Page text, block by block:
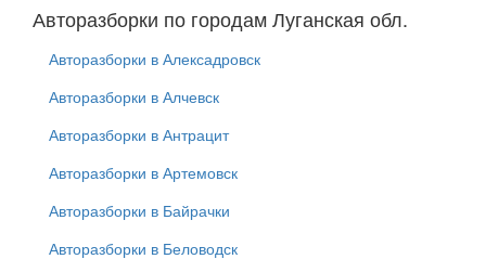
Авторазборки по городам Луганская обл.
Авторазборки в Алексадровск
Авторазборки в Алчевск
Авторазборки в Антрацит
Авторазборки в Артемовск
Авторазборки в Байрачки
Авторазборки в Беловодск